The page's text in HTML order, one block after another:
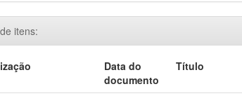
itens:
Data do
documento
Título